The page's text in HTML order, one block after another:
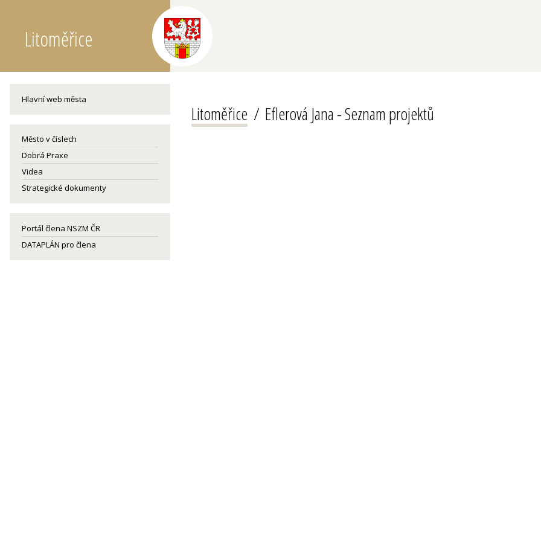
Litoměřice
Hlavní web města
Město v číslech
Dobrá Praxe
Videa
Strategické dokumenty
Portál člena NSZM ČR
DATAPLÁN pro člena
Litoměřice Eflerová Jana - Seznam projektů